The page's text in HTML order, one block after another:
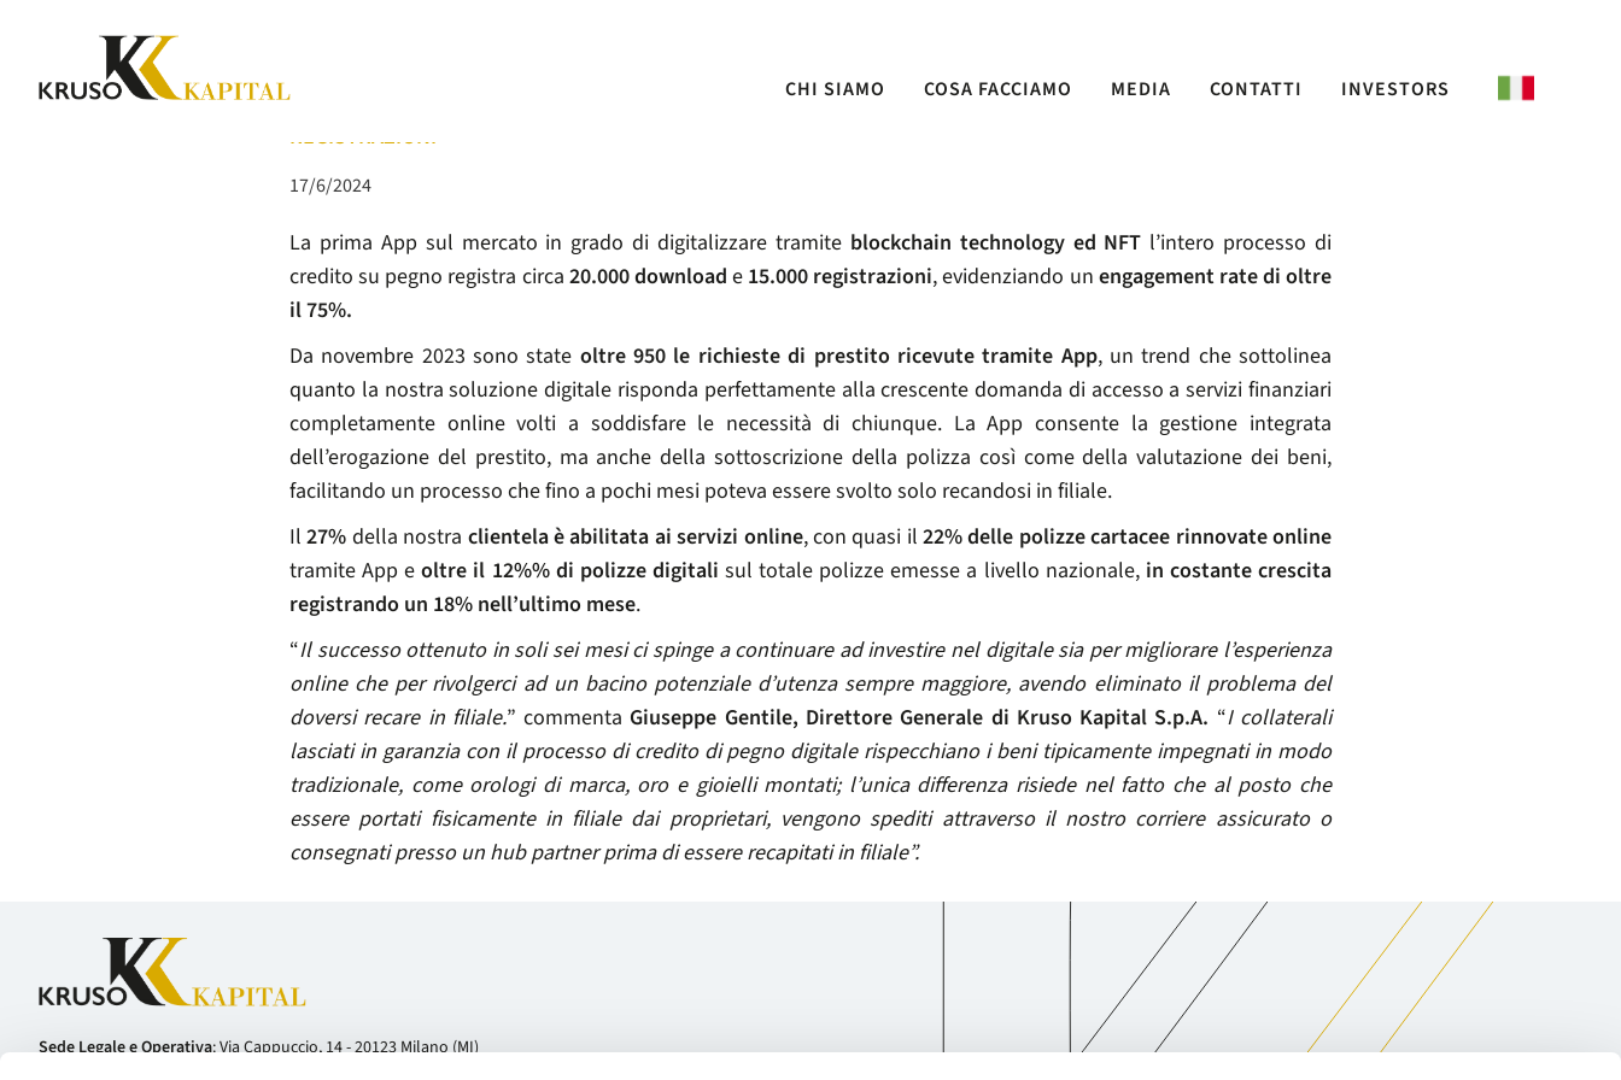
CHI SIAMO COSA FACCIAMO MEDIA CONTATTI INVESTORS
KRUSO KAPITAL: LA MOBILE APP RAGGIUNGE, A SEI MESI DAL LANCIO, 20.000 DOWNLOAD E 15.000
REGISTRAZIONI
17/6/2024
La prima App sul mercato in grado di digitalizzare tramite blockchain technology ed NFT l’intero processo di
credito su pegno registra circa 20.000 download e 15.000 registrazioni, evidenziando un engagement rate di oltre
il 75%.
Da novembre 2023 sono state oltre 950 le richieste di prestito ricevute tramite App, un trend che sottolinea
quanto la nostra soluzione digitale risponda perfettamente alla crescente domanda di accesso a servizi finanziari
completamente online volti a soddisfare le necessità di chiunque. La App consente la gestione integrata
dell’erogazione del prestito, ma anche della sottoscrizione della polizza così come della valutazione dei beni,
facilitando un processo che fino a pochi mesi poteva essere svolto solo recandosi in filiale.
Il27% della nostra clientela è abilitata ai servizi online, con quasi il22% delle polizze cartacee rinnovate online
tramite App eoltre il 12%% di polizze digitalisul totale polizze emesse a livello nazionale,in costante crescita
registrando un 18% nell’ultimo mese.
“Il successo ottenuto in soli sei mesi ci spinge a continuare ad investire nel digitale sia per migliorare l’esperienza
online che per rivolgerci ad un bacino potenziale d’utenza sempre maggiore, avendo eliminato il problema del
doversi recare in filiale.” commenta Giuseppe Gentile, Direttore Generale di Kruso Kapital S.p.A. “I collaterali
lasciati in garanzia con il processo di credito di pegno digitale rispecchiano i beni tipicamente impegnati in modo
tradizionale, come orologi di marca, oro e gioielli montati; l’unica differenza risiede nel fatto che al posto che
essere portati fisicamente in filiale dai proprietari, vengono spediti attraverso il nostro corriere assicurato o
consegnati presso un hub partner prima di essere recapitati in filiale”.
Sede Legale e Operativa: Via Cappuccio, 14 - 20123 Milano (MI)